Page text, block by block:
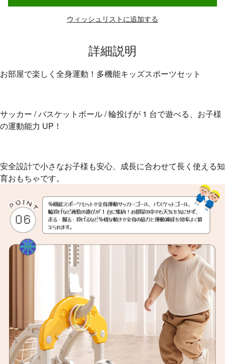
ウィッシュリストに追加する
詳細説明
お部屋で楽しく全身運動！多機能キッズスポーツセット
サッカー / バスケットボール / 輪投げが 1 台で遊べる、お子様
の運動能力 UP！
安全設計で小さなお子様も安心、成長に合わせて長く使える知
育おもちゃです。